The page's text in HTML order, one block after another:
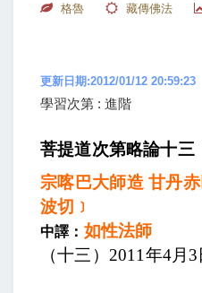
格魯 藏傳佛法
更新日期:2012/01/12 20:59:23
學習次第 : 進階
菩提道次第略論十三
宗喀巴大師造 甘丹
波切﹞
中譯： 如性法師
（十三） 2011 年4月 3